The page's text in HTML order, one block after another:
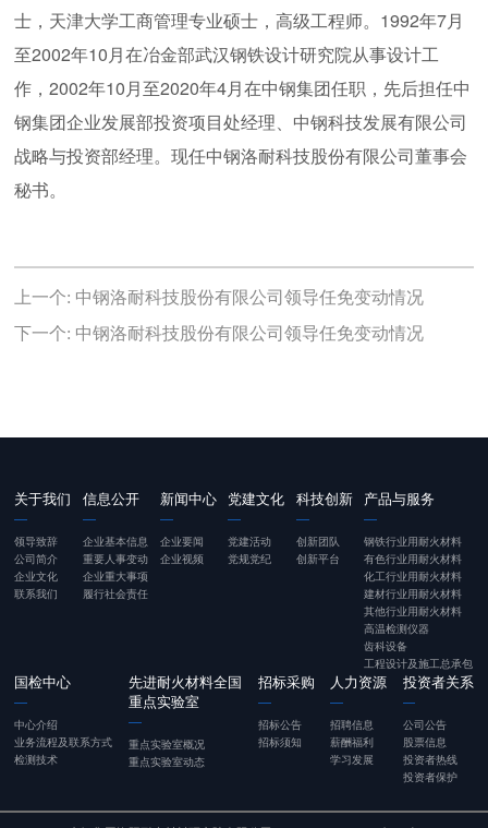
士，天津大学工商管理专业硕士，高级工程师。1992年7月
至2002年10月在冶金部武汉钢铁设计研究院从事设计工
作，2002年10月至2020年4月在中钢集团任职，先后担任中
钢集团企业发展部投资项目处经理、中钢科技发展有限公司
战略与投资部经理。现任中钢洛耐科技股份有限公司董事会
秘书。
上一个: 中钢洛耐科技股份有限公司领导任免变动情况
下一个: 中钢洛耐科技股份有限公司领导任免变动情况
关于我们
领导致辞
公司简介
企业文化
联系我们
信息公开
企业基本信息
重要人事变动
企业重大事项
履行社会责任
新闻中心
企业要闻
企业视频
党建文化
党建活动
党规党纪
科技创新
创新团队
创新平台
产品与服务
钢铁行业用耐火材料
有色行业用耐火材料
化工行业用耐火材料
建材行业用耐火材料
其他行业用耐火材料
高温检测仪器
齿科设备
工程设计及施工总承包
国检中心
中心介绍
业务流程及联系方式
检测技术
先进耐火材料全国
重点实验室
重点实验室概况
重点实验室动态
招标采购
招标公告
招标须知
人力资源
招聘信息
薪酬福利
学习发展
投资者关系
公司公告
股票信息
投资者热线
投资者保护